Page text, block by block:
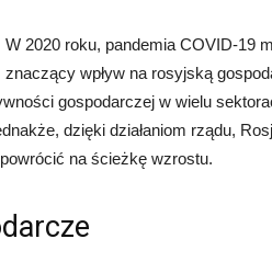
W 2020 roku, pandemia COVID-19
znaczący wpływ na rosyjską
gospodarczej w wielu
dzięki działaniom rządu,
na ścieżkę wzrostu.